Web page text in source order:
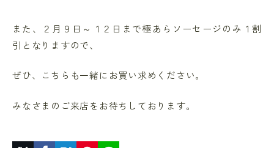
また、２月９日～１２日まで極あらソーセージのみ１割
引となりますので、
ぜひ、こちらも一緒にお買い求めください。
みなさまのご来店をお待ちしております。